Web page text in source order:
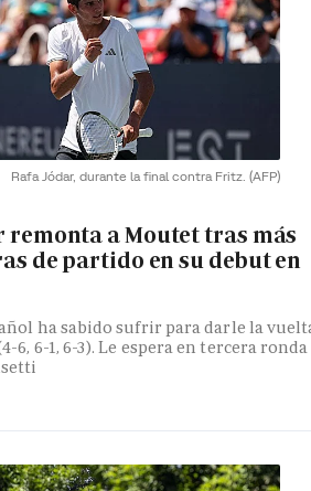
Rafa Jódar, durante la final contra Fritz. (AFP)
remonta a Moutet tras más
de partido en su debut en
ha sabido sufrir para darle la
6, 6-1, 6-3). Le espera en tercera ronda